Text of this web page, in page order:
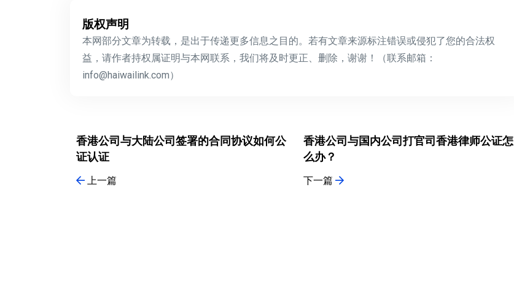
版权声明
本网部分文章为转载，是出于传递更多信息之目的。若有文章来源标注错误或侵犯了您的合法权
益，请作者持权属证明与本网联系，我们将及时更正、删除，谢谢！（联系邮箱：
info@haiwailink.com）
香港公司与大陆公司签署的合同协议如何公
证认证
上一篇
香港公司与国内公司打官司香港律师公证怎
么办？
下一篇